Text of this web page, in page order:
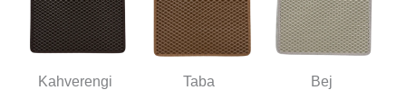
Kahverengi Taba Bej